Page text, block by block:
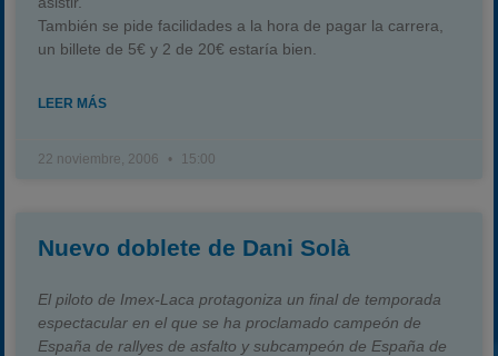
También se pide facilidades a la hora de pagar la carrera,
un billete de 5€ y 2 de 20€ estaría bien.
LEER MÁS
22 noviembre, 2006 15:00
Nuevo doblete de Dani Solà
El piloto de Imex-Laca protagoniza un final de temporada
espectacular en el que se ha proclamado campeón de
España de rallyes de asfalto y subcampeón de España de